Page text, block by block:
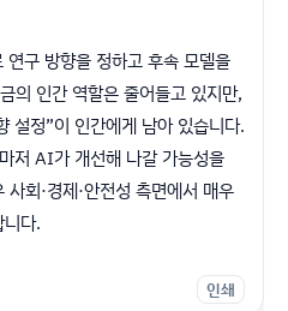
구 방향을 정하고 후속 모델을
의 인간 역할은 줄어들고 있지만,
설정”이 인간에게 남아 있습니다.
AI가 개선해 나갈 가능성을
회·경제·안전성 측면에서 매우
다.
인쇄